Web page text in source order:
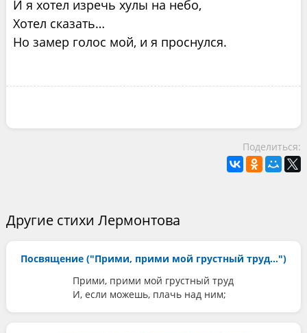
И я хотел изречь хулы на небо,
Хотел сказать…
Но замер голос мой, и я проснулся.
Поделиться:
Другие стихи Лермонтова
Посвящение ("Прими, прими мой грустный труд...")
Прими, прими мой грустный труд
И, если можешь, плачь над ним;